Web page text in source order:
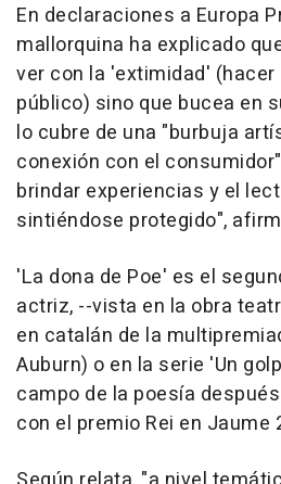
En declaraciones a Europa
mallorquina ha explicado
ver con la 'extimidad'
público) sino que bucea en
lo cubre de una "burbuja
conexión con el
brindar experiencias y el
sintiéndose protegido",
'La dona de Poe' es el
actriz, --vista en la obra
en catalán de la
Auburn) o en la serie 'Un
campo de la poesía
con el premio Rei en Jaume